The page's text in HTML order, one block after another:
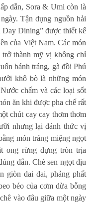
dẫn, Sora & Umi còn là
Tận dụng nguồn hải
Dining” được thiết kế
của Việt Nam. Các món
trở thành mỹ vị không chỉ
bánh tráng, gà đồi Phú
khô bò là những món
chấm và các loại sốt
ăn khi được pha chế rất
chút cay cay thơm thơm
nhưng lại đánh thức vị
món tráng miệng ngọt
ong rừng đựng tròn trịa
đắn. Chè sen ngọt dịu
giòn dai dai, phảng phất
béo của cơm dừa bỗng
vào đâu giữa một ngày